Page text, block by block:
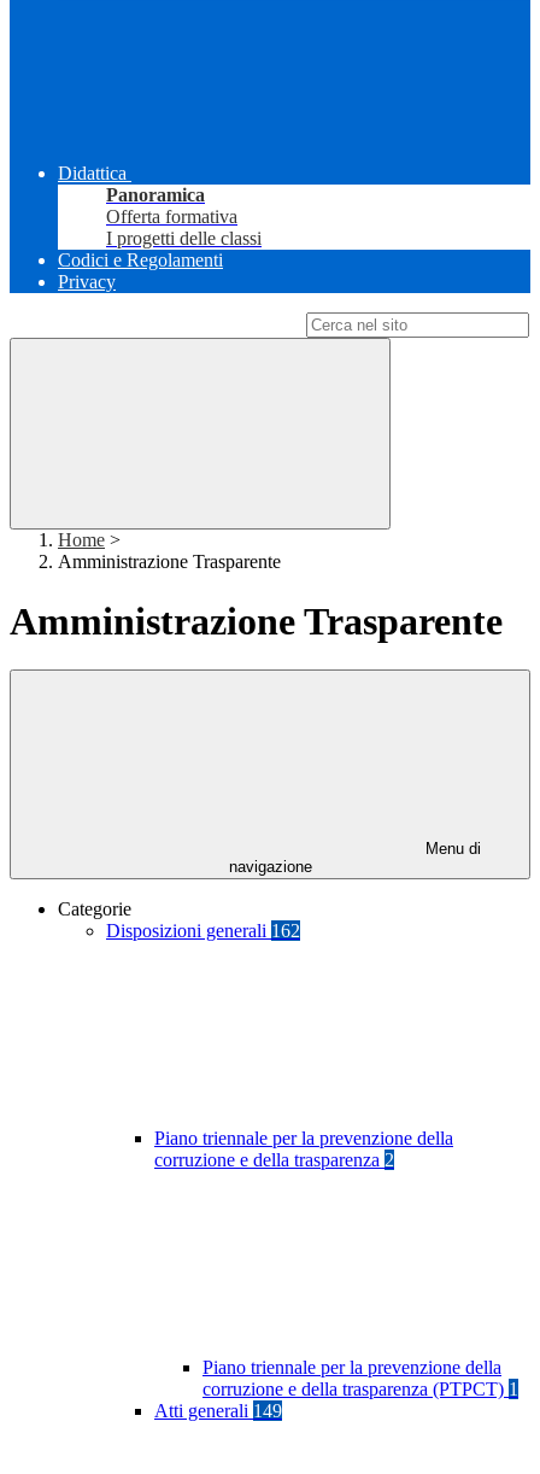
Didattica
Panoramica
Offerta formativa
I progetti delle classi
Codici e Regolamenti
Privacy
Home >
Amministrazione Trasparente
Amministrazione Trasparente
Menu di
navigazione
Categorie
Disposizioni generali 162
Piano triennale per la prevenzione della
corruzione e della trasparenza 2
Piano triennale per la prevenzione della
corruzione e della trasparenza (PTPCT) 1
Atti generali 149